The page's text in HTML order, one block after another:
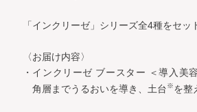
「インクリーゼ」シリーズ全4種をセッ
〈お届け内容〉
・インクリーゼ ブースター ＜導入美
角層までうるおいを導き、土台※を整